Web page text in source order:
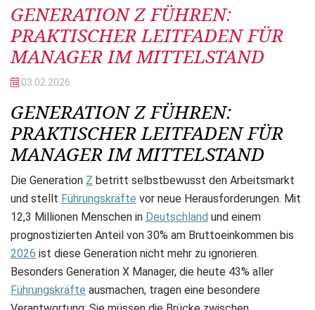
GENERATION Z FÜHREN:
PRAKTISCHER LEITFADEN FÜR
MANAGER IM MITTELSTAND
03.02. 2026
GENERATION Z FÜHREN:
PRAKTISCHER LEITFADEN FÜR
MANAGER IM MITTELSTAND
Die Generation Z betritt selbstbewusst den Arbeitsmarkt
und stellt Führungskräfte vor neue Herausforderungen. Mit
12,3 Millionen Menschen in Deutschland und einem
prognostizierten Anteil von 30% am Bruttoeinkommen bis
2026 ist diese Generation nicht mehr zu ignorieren.
Besonders Generation X Manager, die heute 43% aller
Führungskräfte ausmachen, tragen eine besondere